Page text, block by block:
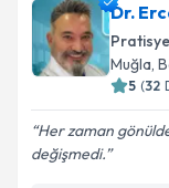
Dr.
Muğla,
5 (32
Her zaman
değişmedi.